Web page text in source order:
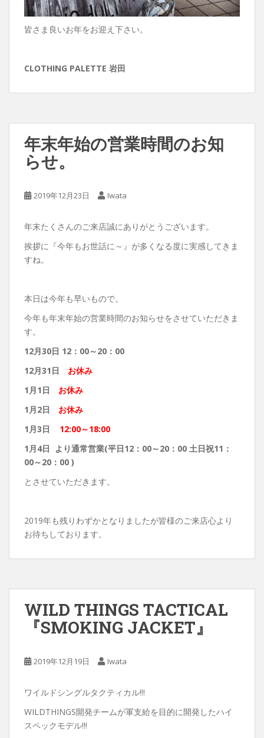
皆さま良いお年をお迎え下さい。
CLOTHING PALETTE 岩田
年末年始の営業時間のお知
らせ。
2019年12月23日 Iwata
年末たくさんのご来店誠にありがとうございます。
挨拶に『今年もお世話に～』が多くなる度に実感してきま
すね。
本日は今年も早いもので。
今年も年末年始の営業時間のお知らせをさせていただきま
す。
12月30日 12：00～20：00
12月31日 お休み
1月1日 お休み
1月2日 お休み
1月3日 12:00～18:00
1月4日 より通常営業(平日12：00～20：00 土日祝11：
00～20：00 )
とさせていただきます。
2019年も残りわずかとなりましたが皆様のご来店心より
お待ちしております。
WILD THINGS TACTICAL
『SMOKING JACKET』
2019年12月19日 Iwata
ワイルドシングルタクティカル!!!
WILDTHINGS開発チームが軍支給を目的に開発したハイ
スペックモデル!!!